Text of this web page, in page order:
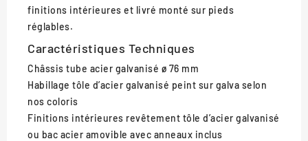
finitions intérieures et livré monté sur pieds
réglables.
Caractéristiques Techniques
Châssis tube acier galvanisé ø 76 mm
Habillage tôle d’acier galvanisé peint sur galva selon
nos coloris
Finitions intérieures revêtement tôle d’acier galvanisé
ou bac acier amovible avec anneaux inclus